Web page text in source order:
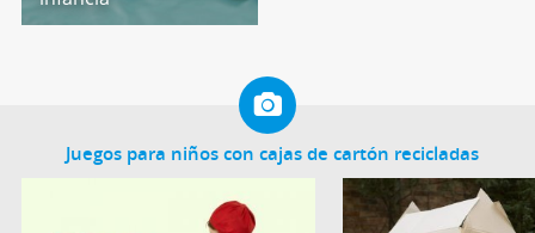
Juegos para niños con cajas de cartón recicladas